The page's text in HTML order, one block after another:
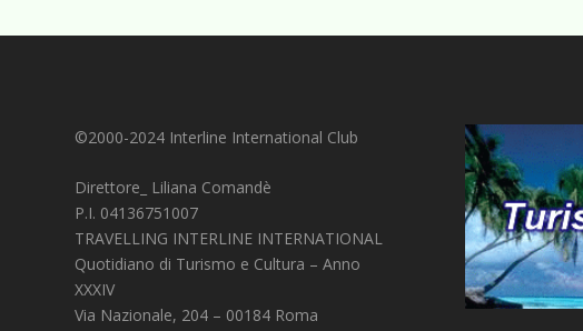
©2000-2024 Interline International Club
Direttore_ Liliana Comandè
P.I. 04136751007
TRAVELLING INTERLINE INTERNATIONAL
Quotidiano di Turismo e Cultura – Anno
XXXIV
Via Nazionale, 204 – 00184 Roma